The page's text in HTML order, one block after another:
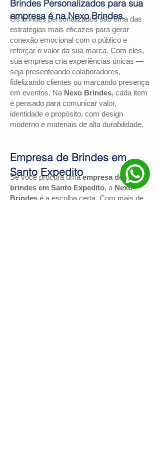
Os brindes personalizados são uma das
estratégias mais eficazes para gerar
conexão emocional com o público e
reforçar o valor da sua marca. Com eles,
sua empresa cria experiências únicas —
seja presenteando colaboradores,
fidelizando clientes ou marcando presença
em eventos. Na Nexo Brindes, cada item
é pensado para comunicar valor,
identidade e propósito, com design
moderno e materiais de alta durabilidade.
Se você procura umaempresa de
brindes em Santo Expedito, a Nexo
Brindes é a escolha certa. Com mais de
Brindes Personalizados para sua
empresa é na Nexo Brindes.
Empresa de Brindes em
Santo Expedito